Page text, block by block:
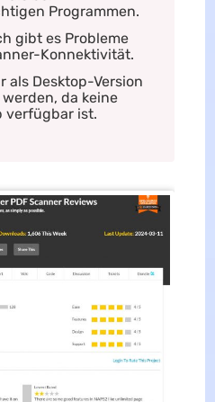
Programmen.
gibt es Probleme
Konnektivität.
als Desktop-Version
da keine
verfügbar ist.